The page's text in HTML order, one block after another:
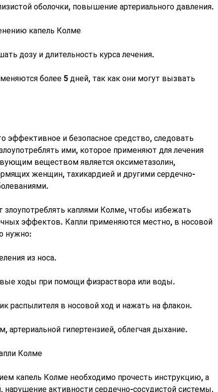
оболочки, повышение артериального давления.
капель Колме
дозу и длительность курса лечения.
более 5 дней, так как они могут вызвать
эффективное и безопасное средство, следовать
ими, которое применяют для лечения
веществом является оксиметазолин,
женщин, тахикардией и другими сердечно-
злоупотреблять каплями Колме, чтобы избежать
эффектов. Капли применяются местно, в носовой
нужно:
из носа.
ходы при помощи физраствора или воды.
распылителя в носовой ход и нажать на флакон.
артериальной гипертензией, облегчая дыхание.
Колме
капель Колме необходимо прочесть инструкцию, а
нарушение активности сердечно-сосудистой системы,